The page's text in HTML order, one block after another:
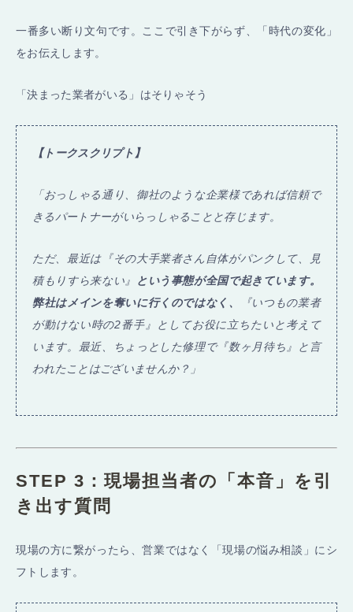
一番多い断り文句です。ここで引き下がらず、「時代の変化」
をお伝えします。
「決まった業者がいる」はそりゃそう
【トークスクリプト】
「おっしゃる通り、御社のような企業様であれば信頼で
きるパートナーがいらっしゃることと存じます。
ただ、最近は『その大手業者さん自体がパンクして、見
積もりすら来ない』
という事態が全国で起きています。
弊社はメインを奪いに行くのではなく、
『いつもの業者
が動けない時の2番手』としてお役に立ちたいと考えて
います。最近、ちょっとした修理で『数ヶ月待ち』と言
われたことはございませんか？」
STEP 3：現場担当者の「本音」を引
き出す質問
現場の方に繋がったら、営業ではなく「現場の悩み相談」にシ
フトします。